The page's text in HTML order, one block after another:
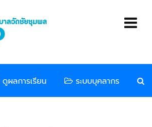
ดูผลการเรียน ระบบบุคลากร